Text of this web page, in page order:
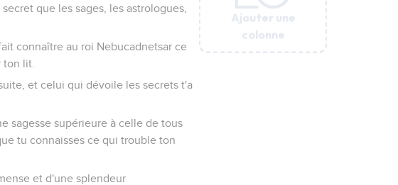
Ajouter une
colonne
que les sages, les astrologues,
connaître au roi Nebucadnetsar ce
ton lit.
et celui qui dévoile les secrets t'a
sagesse supérieure à celle de tous
tu connaisses ce qui trouble ton
et d'une splendeur
Ajouter une
colonne
Ajouter une
colonne
Ajouter une
colonne
Ajouter une
colonne